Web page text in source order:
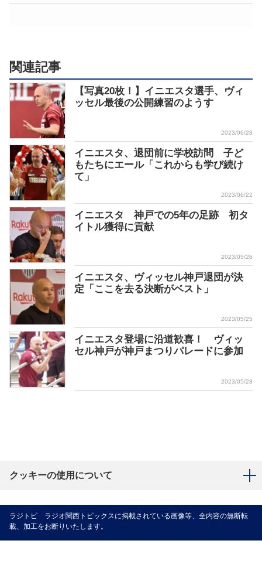
関連記事
【写真20枚！】イニエスタ選手、ヴィ
ッセル最後の公開練習のようす
2023/06/28
イニエスタ、退団前に学校訪問 子ど
もたちにエール「これからも学び続け
て」
2023/06/22
イニエスタ 神戸での5年の足跡 初タ
イトル獲得に貢献
2023/05/26
イニエスタ、ヴィッセル神戸退団が決
定「ここを去る決断がベスト」
2023/05/25
イニエスタ登場に沿道歓喜！ ヴィッ
セル神戸が神戸まつりパレードに参加
2023/05/28
クッキーの使用について
ラジトピ ラジオ関西トピックスに掲載されている画像等、全内容の無断転
載、加工をお断りいたします。